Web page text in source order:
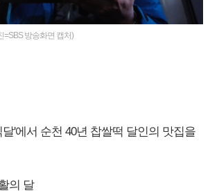
=SBS 방송화면 캡처)
'에서 순천 40년 찹쌀떡 달인의 맛집을
의 달